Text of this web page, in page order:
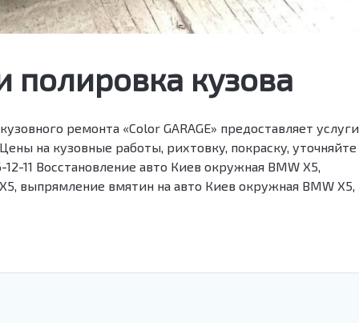
полировка кузова
ремонта «Color GARAGE» предоставляет услуги
на кузовные работы, рихтовку, покраску, уточняйте
11 Восстановление авто Киев окружная BMW X5,
выпрямление вмятин на авто Киев окружная BMW X5,